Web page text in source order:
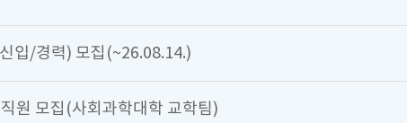
입/경력) 모집(~26.08.14.)
원 모집(사회과학대학 교학팀)